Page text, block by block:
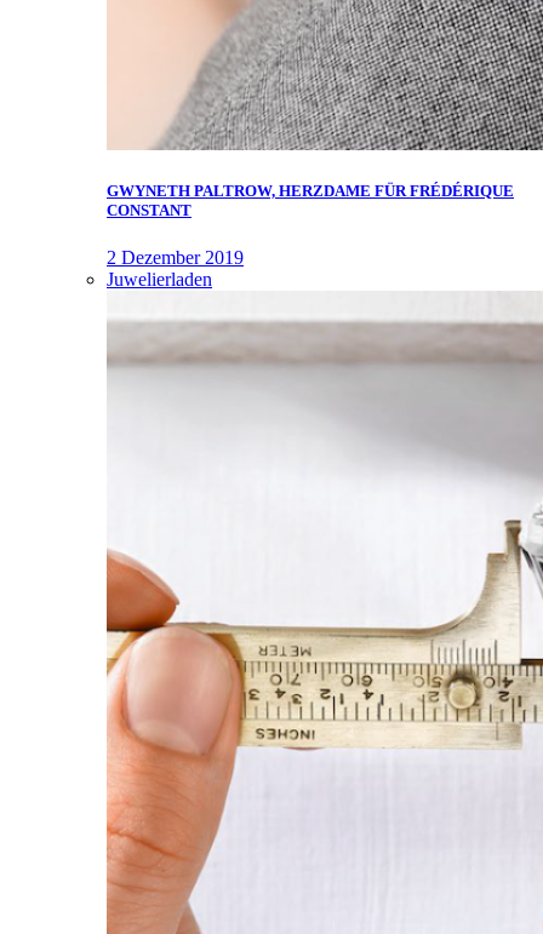
GWYNETH PALTROW, HERZDAME FÜR FRÉDÉRIQUE
CONSTANT
2 Dezember 2019
Juwelierladen